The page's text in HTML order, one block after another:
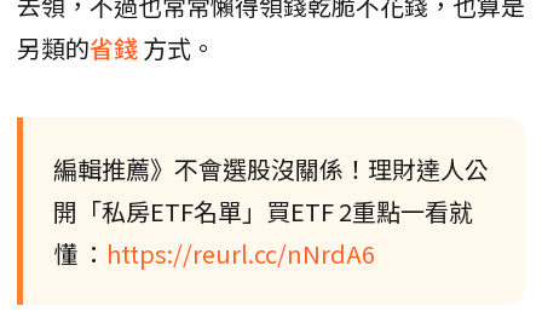
另類的省錢方式。
編輯推薦》不會選股沒關係！理財達人公
開「私房ETF名單」買ETF 2重點一看就
懂 ： https://reurl.cc/nNrdA6